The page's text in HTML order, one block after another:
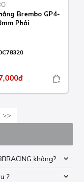
Brembo GP4-
Phải
>>
không?
?